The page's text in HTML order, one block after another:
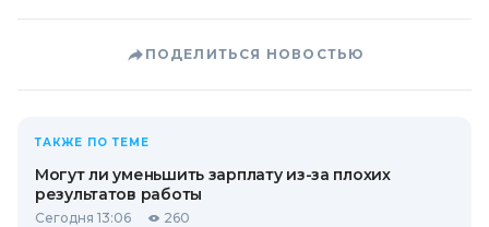
ПОДЕЛИТЬСЯ НОВОСТЬЮ
ТАКЖЕ ПО ТЕМЕ
Могут ли уменьшить зарплату из-за плохих
результатов работы
Сегодня 13:06 260